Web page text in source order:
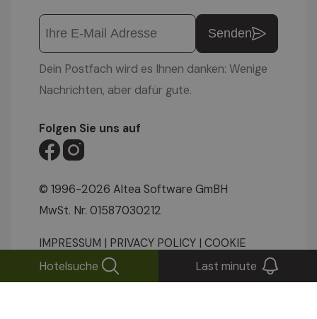
Senden
Dein Postfach wird es Ihnen danken: Wenige
Nachrichten, aber dafür gute.
Folgen Sie uns auf
© 1996-2026 Altea Software GmBH
MwSt. Nr. 01587030212
IMPRESSUM | PRIVACY POLICY | COOKIE
EINSTELLUNGEN
SITEMAP|WEBCAM|VIDEOS|ANFRAGEN
Hotelsuche Last minute